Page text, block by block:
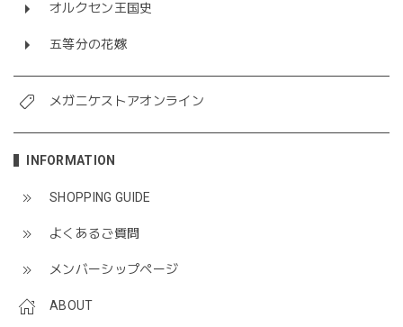
オルクセン王国史
五等分の花嫁
メガニケストアオンライン
INFORMATION
SHOPPING GUIDE
よくあるご質問
メンバーシップページ
ABOUT